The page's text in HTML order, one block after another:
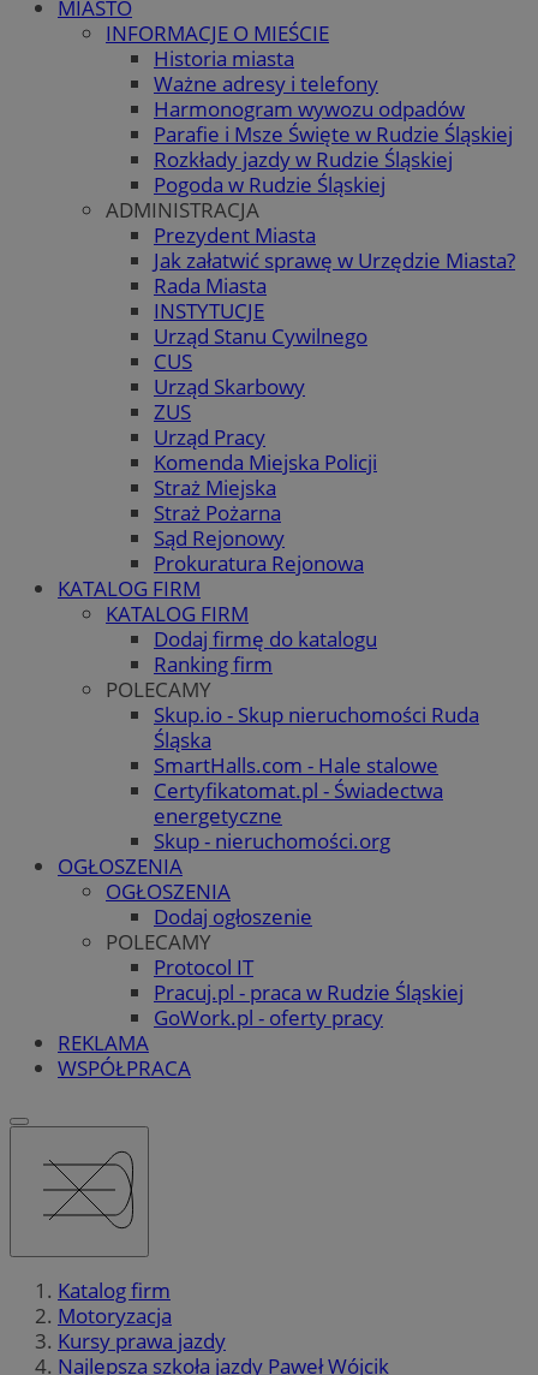
MIASTO
INFORMACJE O MIEŚCIE
Historia miasta
Ważne adresy i telefony
Harmonogram wywozu odpadów
Parafie i Msze Święte w Rudzie Śląskiej
Rozkłady jazdy w Rudzie Śląskiej
Pogoda w Rudzie Śląskiej
ADMINISTRACJA
Prezydent Miasta
Jak załatwić sprawę w Urzędzie Miasta?
Rada Miasta
INSTYTUCJE
Urząd Stanu Cywilnego
CUS
Urząd Skarbowy
ZUS
Urząd Pracy
Komenda Miejska Policji
Straż Miejska
Straż Pożarna
Sąd Rejonowy
Prokuratura Rejonowa
KATALOG FIRM
KATALOG FIRM
Dodaj firmę do katalogu
Ranking firm
POLECAMY
Skup.io - Skup nieruchomości Ruda
Śląska
SmartHalls.com - Hale stalowe
Certyfikatomat.pl - Świadectwa
energetyczne
Skup - nieruchomości.org
OGŁOSZENIA
OGŁOSZENIA
Dodaj ogłoszenie
POLECAMY
Protocol IT
Pracuj.pl - praca w Rudzie Śląskiej
GoWork.pl - oferty pracy
REKLAMA
WSPÓŁPRACA
Katalog firm
Motoryzacja
Kursy prawa jazdy
Najlepsza szkoła jazdy Paweł Wójcik